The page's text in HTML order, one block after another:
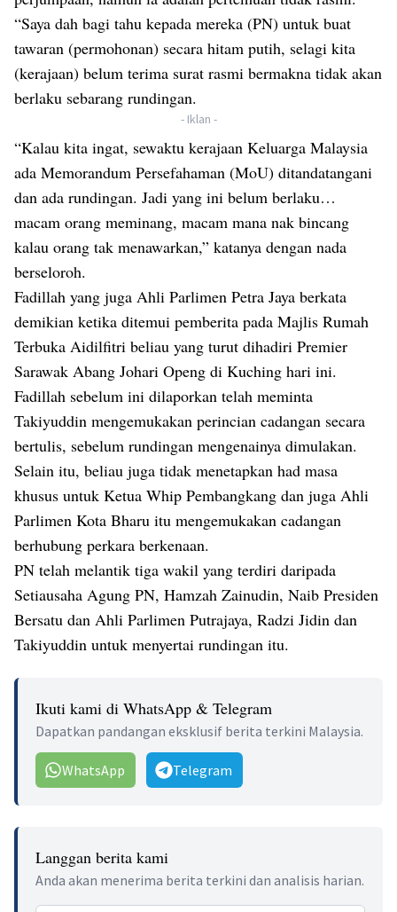
“Saya dah bagi tahu kepada mereka (PN) untuk buat
tawaran (permohonan) secara hitam putih, selagi kita
(kerajaan) belum terima surat rasmi bermakna tidak akan
berlaku sebarang rundingan.
- Iklan -
“Kalau kita ingat, sewaktu kerajaan Keluarga Malaysia
ada Memorandum Persefahaman (MoU) ditandatangani
dan ada rundingan. Jadi yang ini belum berlaku…
macam orang meminang, macam mana nak bincang
kalau orang tak menawarkan,” katanya dengan nada
berseloroh.
Fadillah yang juga Ahli Parlimen Petra Jaya berkata
demikian ketika ditemui pemberita pada Majlis Rumah
Terbuka Aidilfitri beliau yang turut dihadiri Premier
Sarawak Abang Johari Openg di Kuching hari ini.
Fadillah sebelum ini dilaporkan telah meminta
Takiyuddin mengemukakan perincian cadangan secara
bertulis, sebelum rundingan mengenainya dimulakan.
Selain itu, beliau juga tidak menetapkan had masa
khusus untuk Ketua Whip Pembangkang dan juga Ahli
Parlimen Kota Bharu itu mengemukakan cadangan
berhubung perkara berkenaan.
PN telah melantik tiga wakil yang terdiri daripada
Setiausaha Agung PN, Hamzah Zainudin, Naib Presiden
Bersatu dan Ahli Parlimen Putrajaya, Radzi Jidin dan
Takiyuddin untuk menyertai rundingan itu.
Ikuti kami di WhatsApp & Telegram
Dapatkan pandangan eksklusif berita terkini Malaysia.
WhatsApp Telegram
Langgan berita kami
Anda akan menerima berita terkini dan analisis harian.